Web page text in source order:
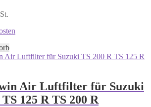
Air Luftfilter für Suzuki
125 R TS 200 R